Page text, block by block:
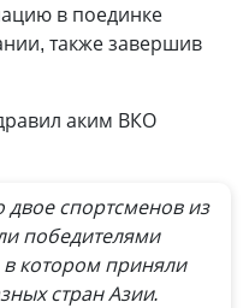
в поединке
также завершив
аким ВКО
спортсменов из
победителями
котором приняли
стран Азии.